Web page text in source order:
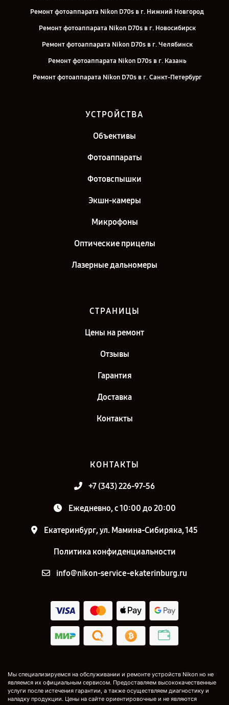
Ремонт фотоаппарата Nikon D70s в г. Нижний Новгород
Ремонт фотоаппарата Nikon D70s в г. Новосибирск
Ремонт фотоаппарата Nikon D70s в г. Челябинск
Ремонт фотоаппарата Nikon D70s в г. Казань
Ремонт фотоаппарата Nikon D70s в г. Санкт-Петербург
УСТРОЙСТВА
Объективы
Фотоаппараты
Фотовспышки
Экшн-камеры
Микрофоны
Оптические прицелы
Лазерные дальномеры
СТРАНИЦЫ
Цены на ремонт
Отзывы
Гарантия
Доставка
Контакты
КОНТАКТЫ
+7 (343) 226-97-56
Ежедневно, с 10:00 до 20:00
Екатеринбург, ул. Мамина-Сибиряка, 145
Политика конфиденциальности
info@nikon-service-ekaterinburg.ru
Мы специализируемся на обслуживании и ремонте устройств Nikon но не
являемся их официальным сервисом. Предоставляем высококачественные
услуги после истечения гарантии, а также осуществляем диагностику и
наладку продукции. Цены на сайте ориентировочные и не являются